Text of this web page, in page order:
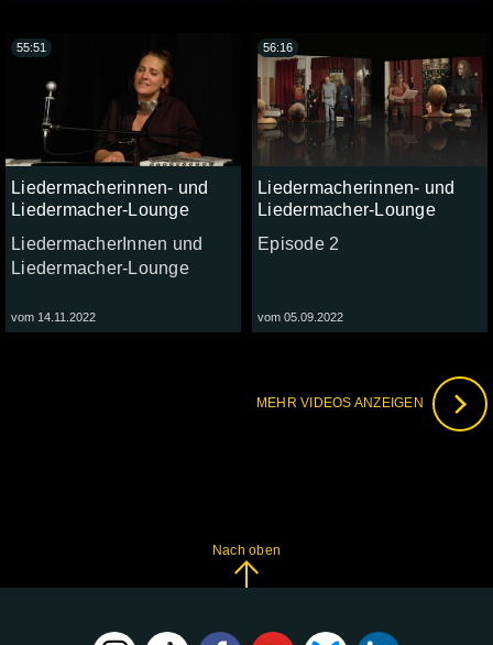
Liedermacherinnen- und
Liedermacher-Lounge
LiedermacherInnen und
Liedermacher-Lounge
vom 14.11.2022
55:51
Liedermacherinnen- und
Liedermacher-Lounge
Episode 2
vom 05.09.2022
56:16
MEHR VIDEOS ANZEIGEN
Nach oben